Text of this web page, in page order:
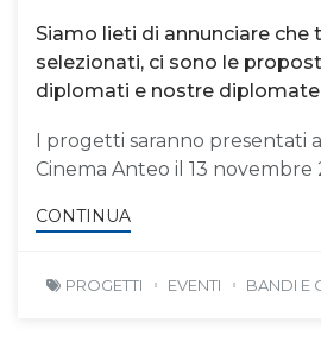
Siamo lieti di annunciare che
selezionati, ci sono le
diplomati e nostre
I progetti saranno presentati
Cinema Anteo il 13 novembre
CONTINUA
PROGETTI EVENTI BANDI E